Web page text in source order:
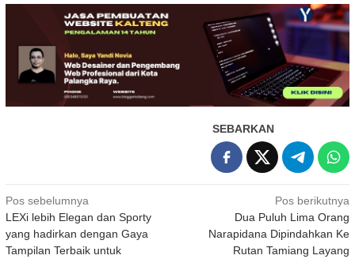
SEBARKAN
Navigasi
pos
Pos sebelumnya
LEXi lebih Elegan dan Sporty
yang hadirkan dengan Gaya
Tampilan Terbaik untuk
Pos berikutnya
Dua Puluh Lima Orang
Narapidana Dipindahkan Ke
Rutan Tamiang Layang